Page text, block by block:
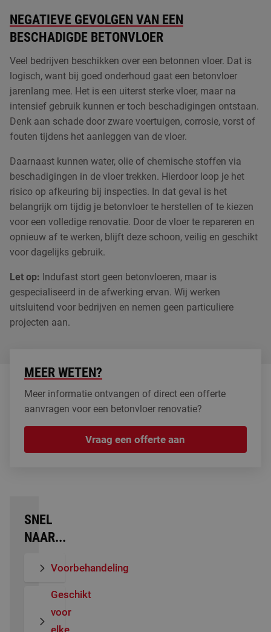
PUCEM vloeren
Betonvloer coating
Kunststof plinten
Vloer laten egaliseren
ESD vloeren
NEGATIEVE GEVOLGEN VAN EEN
BESCHADIGDE BETONVLOER
Veel bedrijven beschikken over een betonnen vloer. Dat is
logisch, want bij goed onderhoud gaat een betonvloer
jarenlang mee. Het is een uiterst sterke vloer, maar na
intensief gebruik kunnen er toch beschadigingen ontstaan.
Denk aan schade door zware voertuigen, corrosie, vorst of
fouten tijdens het aanleggen van de vloer.
Daarnaast kunnen water, olie of chemische stoffen via
beschadigingen in de vloer trekken. Hierdoor loop je het
risico op afkeuring bij inspecties. In dat geval is het
belangrijk om tijdig je betonvloer te herstellen of te kiezen
voor een volledige renovatie. Door de vloer te repareren en
opnieuw af te werken, blijft deze schoon, veilig en geschikt
voor dagelijks gebruik.
Let op: Indufast stort geen betonvloeren, maar is
gespecialiseerd in de afwerking ervan. Wij werken
uitsluitend voor bedrijven en nemen geen particuliere
projecten aan.
MEER WETEN?
Meer informatie ontvangen of direct een offerte
aanvragen voor een betonvloer renovatie?
Vraag een offerte aan
SNEL
NAAR...
Voorbehandeling
Geschikt
voor
elke